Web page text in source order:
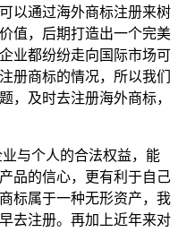
以通过海外商标注册来树
值，后期打造出一个完美
业都纷纷走向国际市场可
册商标的情况，所以我们
，及时去注册海外商标，
与个人的合法权益，能
品的信心，更有利于自己
标属于一种无形资产，我
去注册。再加上近年来对